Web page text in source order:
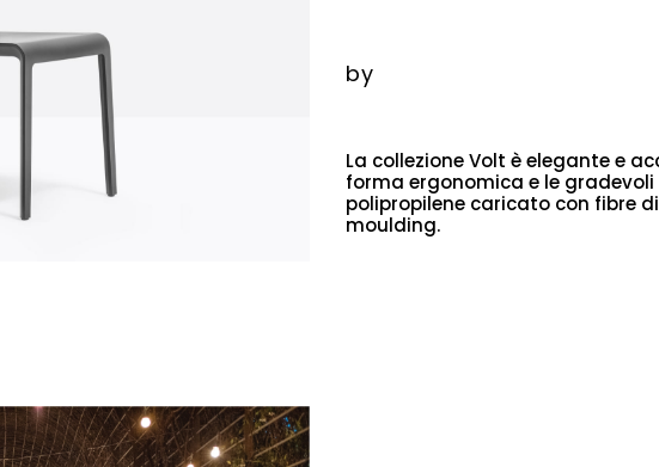
by
La collezione Volt è elegante e
forma ergonomica e le
polipropilene caricato con fibre
moulding.